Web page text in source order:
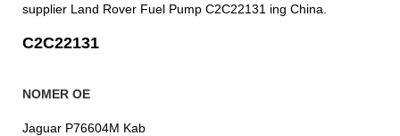
supplier Land Rover Fuel Pump C2C22131 ing China.
C2C22131
NOMER OE
Jaguar P76604M Kab